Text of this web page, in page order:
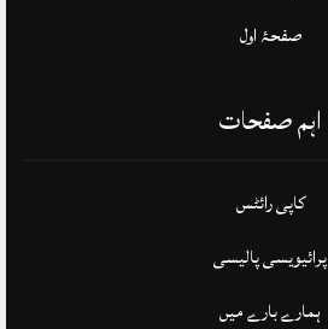
صفحۂ اول
اہم صفحات
کاپی رائٹس
پرائیویسی پالیسی
ہمارے بارے میں